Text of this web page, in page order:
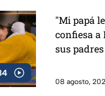
"Mi papá
confiesa a
sus
08 agosto,